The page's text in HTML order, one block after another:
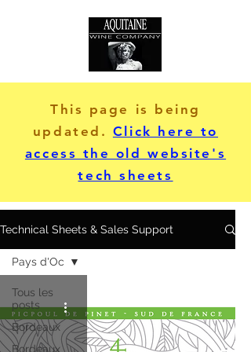
This page is being
updated. Click here to
access the old website's
tech sheets
Technical Sheets & Sales Support
Tous les
posts
Bordeaux
Bordeaux
Pays d'Oc